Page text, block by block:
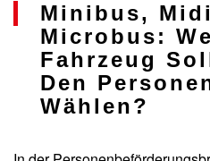
Minibus,
Microbus:
Fahrzeug
Den
Wählen?